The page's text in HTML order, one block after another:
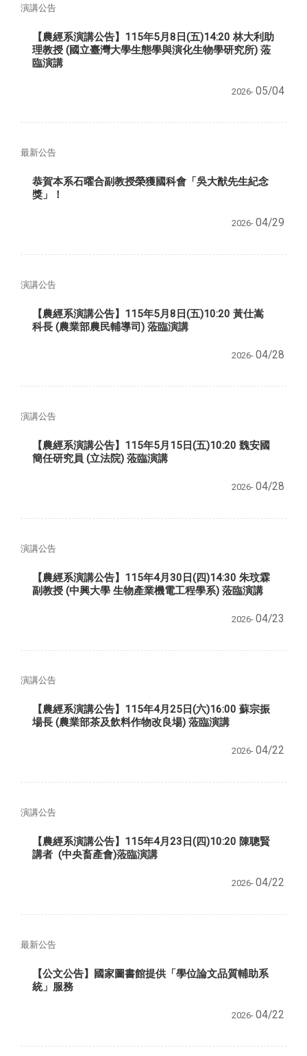
演講公告
【農經系演講公告】115年5月8日(五)14:20 林大利助
理教授 (國立臺灣大學生態學與演化生物學研究所) 蒞
臨演講
2026- 05/04
最新公告
恭賀本系石曜合副教授榮獲國科會「吳大猷先生紀念
獎」！
2026- 04/29
演講公告
【農經系演講公告】115年5月8日(五)10:20 黃仕嵩
科長 (農業部農民輔導司) 蒞臨演講
2026- 04/28
演講公告
【農經系演講公告】115年5月15日(五)10:20 魏安國
簡任研究員 (立法院) 蒞臨演講
2026- 04/28
演講公告
【農經系演講公告】115年4月30日(四)14:30 朱玟霖
副教授 (中興大學 生物產業機電工程學系) 蒞臨演講
2026- 04/23
演講公告
【農經系演講公告】115年4月25日(六)16:00 蘇宗振
場長 (農業部茶及飲料作物改良場) 蒞臨演講
2026- 04/22
演講公告
【農經系演講公告】115年4月23日(四)10:20 陳聰賢
講者 (中央畜產會)蒞臨演講
2026- 04/22
最新公告
【公文公告】國家圖書館提供「學位論文品質輔助系
統」服務
2026- 04/22